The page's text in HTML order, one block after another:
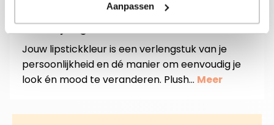
Aanpassen
Beschrijving
Jouw lipstickkleur is een verlengstuk van je
persoonlijkheid en dé manier om eenvoudig je
look én mood te veranderen. Plush… Meer